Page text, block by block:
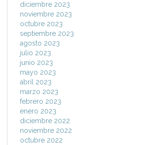
diciembre 2023
noviembre 2023
octubre 2023
septiembre 2023
agosto 2023
julio 2023
junio 2023
mayo 2023
abril 2023
marzo 2023
febrero 2023
enero 2023
diciembre 2022
noviembre 2022
octubre 2022